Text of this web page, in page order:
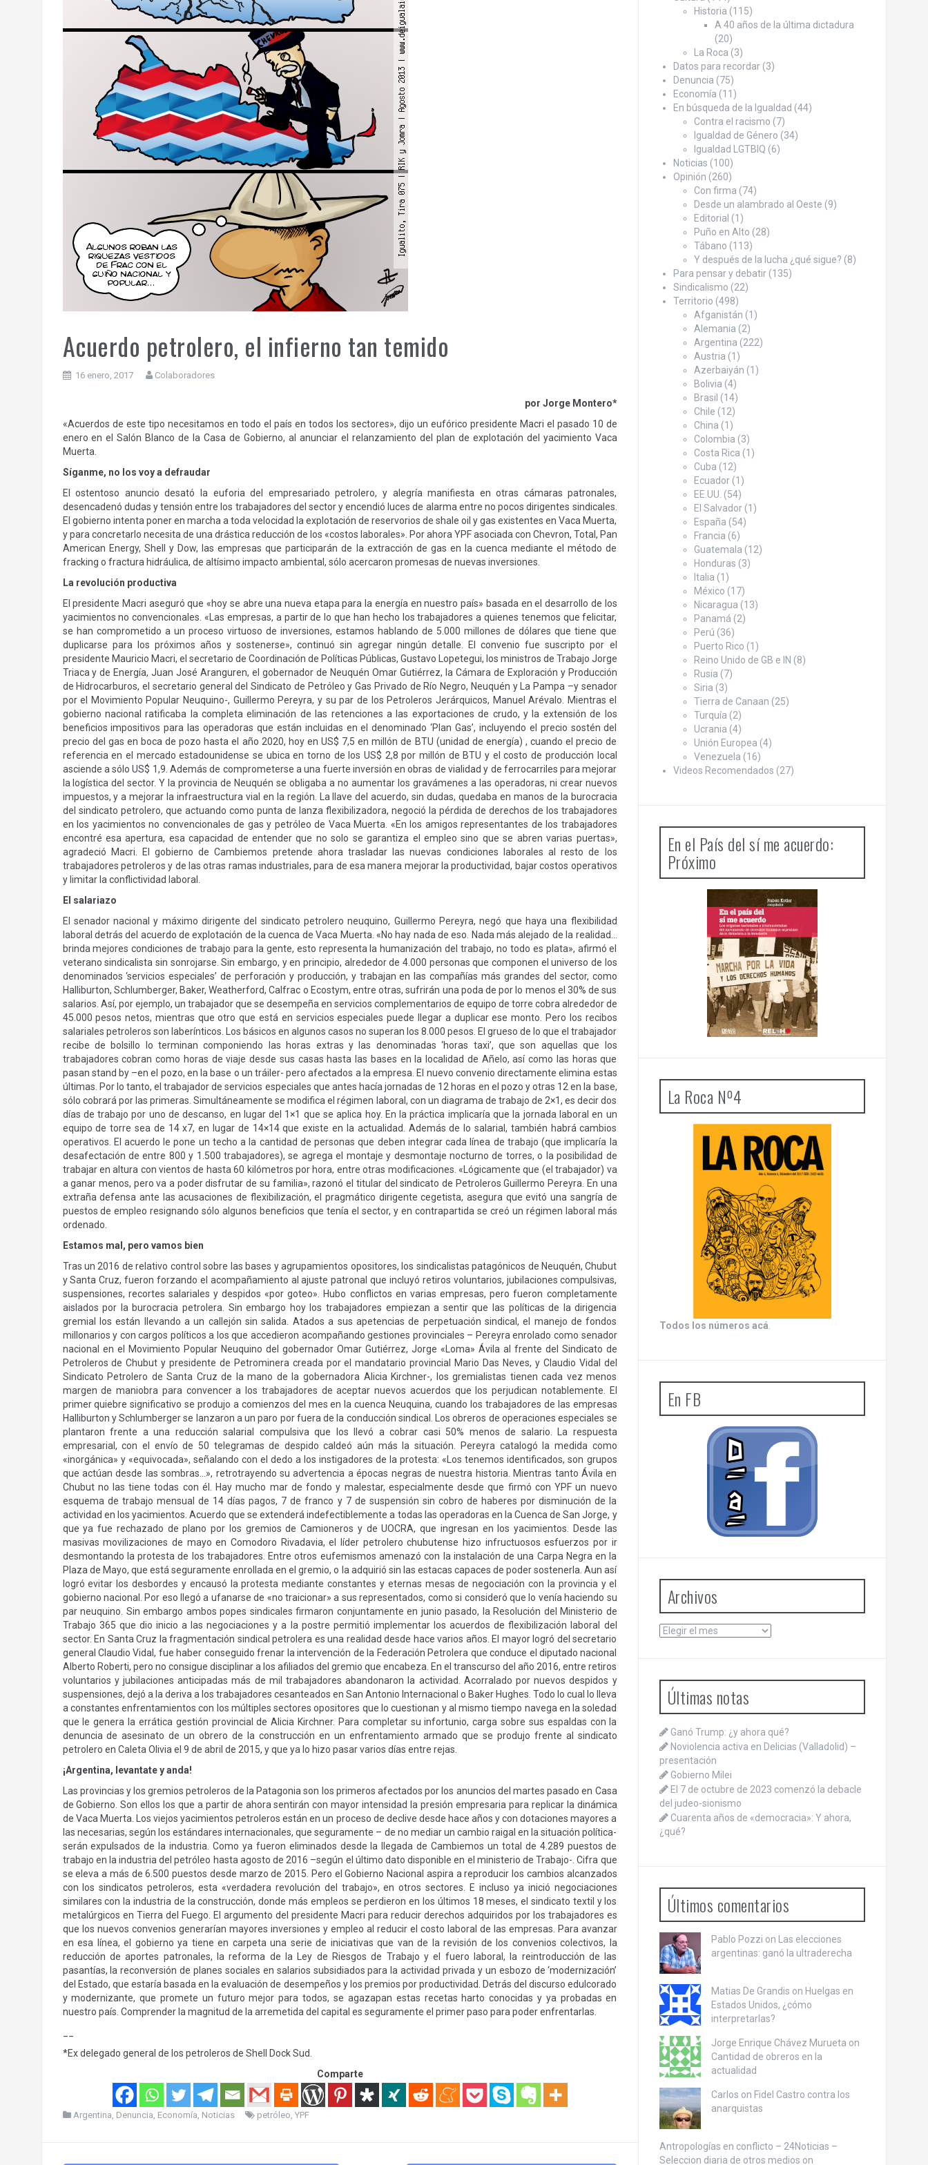
Acuerdo petrolero, el infierno tan temido
16 enero, 2017 Colaboradores
por Jorge Montero*
«Acuerdos de este tipo necesitamos en todo el país en todos los sectores», dijo un eufórico presidente Macri el pasado 10 de
enero en el Salón Blanco de la Casa de Gobierno, al anunciar el relanzamiento del plan de explotación del yacimiento Vaca
Muerta.
Síganme, no los voy a defraudar
El ostentoso anuncio desató la euforia del empresariado petrolero, y alegría manifiesta en otras cámaras patronales,
desencadenó dudas y tensión entre los trabajadores del sector y encendió luces de alarma entre no pocos dirigentes sindicales.
El gobierno intenta poner en marcha a toda velocidad la explotación de reservorios de shale oil y gas existentes en Vaca Muerta,
y para concretarlo necesita de una drástica reducción de los «costos laborales». Por ahora YPF asociada con Chevron, Total, Pan
American Energy, Shell y Dow, las empresas que participarán de la extracción de gas en la cuenca mediante el método de
fracking o fractura hidráulica, de altísimo impacto ambiental, sólo acercaron promesas de nuevas inversiones.
La revolución productiva
El presidente Macri aseguró que «hoy se abre una nueva etapa para la energía en nuestro país» basada en el desarrollo de los
yacimientos no convencionales. «Las empresas, a partir de lo que han hecho los trabajadores a quienes tenemos que felicitar,
se han comprometido a un proceso virtuoso de inversiones, estamos hablando de 5.000 millones de dólares que tiene que
duplicarse para los próximos años y sostenerse», continuó sin agregar ningún detalle. El convenio fue suscripto por el
presidente Mauricio Macri, el secretario de Coordinación de Políticas Públicas, Gustavo Lopetegui, los ministros de Trabajo Jorge
Triaca y de Energía, Juan José Aranguren, el gobernador de Neuquén Omar Gutiérrez, la Cámara de Exploración y Producción
de Hidrocarburos, el secretario general del Sindicato de Petróleo y Gas Privado de Río Negro, Neuquén y La Pampa –y senador
por el Movimiento Popular Neuquino-, Guillermo Pereyra, y su par de los Petroleros Jerárquicos, Manuel Arévalo. Mientras el
gobierno nacional ratificaba la completa eliminación de las retenciones a las exportaciones de crudo, y la extensión de los
beneficios impositivos para las operadoras que están incluidas en el denominado ‘Plan Gas’, incluyendo el precio sostén del
precio del gas en boca de pozo hasta el año 2020, hoy en US$ 7,5 en millón de BTU (unidad de energía) , cuando el precio de
referencia en el mercado estadounidense se ubica en torno de los US$ 2,8 por millón de BTU y el costo de producción local
asciende a sólo US$ 1,9. Además de comprometerse a una fuerte inversión en obras de vialidad y de ferrocarriles para mejorar
la logística del sector. Y la provincia de Neuquén se obligaba a no aumentar los gravámenes a las operadoras, ni crear nuevos
impuestos, y a mejorar la infraestructura vial en la región. La llave del acuerdo, sin dudas, quedaba en manos de la burocracia
del sindicato petrolero, que actuando como punta de lanza flexibilizadora, negoció la pérdida de derechos de los trabajadores
en los yacimientos no convencionales de gas y petróleo de Vaca Muerta. «En los amigos representantes de los trabajadores
encontré esa apertura, esa capacidad de entender que no solo se garantiza el empleo sino que se abren varias puertas»,
agradeció Macri. El gobierno de Cambiemos pretende ahora trasladar las nuevas condiciones laborales al resto de los
trabajadores petroleros y de las otras ramas industriales, para de esa manera mejorar la productividad, bajar costos operativos
y limitar la conflictividad laboral.
El salariazo
El senador nacional y máximo dirigente del sindicato petrolero neuquino, Guillermo Pereyra, negó que haya una flexibilidad
laboral detrás del acuerdo de explotación de la cuenca de Vaca Muerta. «No hay nada de eso. Nada más alejado de la realidad…
brinda mejores condiciones de trabajo para la gente, esto representa la humanización del trabajo, no todo es plata», afirmó el
veterano sindicalista sin sonrojarse. Sin embargo, y en principio, alrededor de 4.000 personas que componen el universo de los
denominados ‘servicios especiales’ de perforación y producción, y trabajan en las compañías más grandes del sector, como
Halliburton, Schlumberger, Baker, Weatherford, Calfrac o Ecostym, entre otras, sufrirán una poda de por lo menos el 30% de sus
salarios. Así, por ejemplo, un trabajador que se desempeña en servicios complementarios de equipo de torre cobra alrededor de
45.000 pesos netos, mientras que otro que está en servicios especiales puede llegar a duplicar ese monto. Pero los recibos
salariales petroleros son laberínticos. Los básicos en algunos casos no superan los 8.000 pesos. El grueso de lo que el trabajador
recibe de bolsillo lo terminan componiendo las horas extras y las denominadas ‘horas taxi’, que son aquellas que los
trabajadores cobran como horas de viaje desde sus casas hasta las bases en la localidad de Añelo, así como las horas que
pasan stand by –en el pozo, en la base o un tráiler- pero afectados a la empresa. El nuevo convenio directamente elimina estas
últimas. Por lo tanto, el trabajador de servicios especiales que antes hacía jornadas de 12 horas en el pozo y otras 12 en la base,
sólo cobrará por las primeras. Simultáneamente se modifica el régimen laboral, con un diagrama de trabajo de 2×1, es decir dos
días de trabajo por uno de descanso, en lugar del 1×1 que se aplica hoy. En la práctica implicaría que la jornada laboral en un
equipo de torre sea de 14 x7, en lugar de 14×14 que existe en la actualidad. Además de lo salarial, también habrá cambios
operativos. El acuerdo le pone un techo a la cantidad de personas que deben integrar cada línea de trabajo (que implicaría la
desafectación de entre 800 y 1.500 trabajadores), se agrega el montaje y desmontaje nocturno de torres, o la posibilidad de
trabajar en altura con vientos de hasta 60 kilómetros por hora, entre otras modificaciones. «Lógicamente que (el trabajador) va
a ganar menos, pero va a poder disfrutar de su familia», razonó el titular del sindicato de Petroleros Guillermo Pereyra. En una
extraña defensa ante las acusaciones de flexibilización, el pragmático dirigente cegetista, asegura que evitó una sangría de
puestos de empleo resignando sólo algunos beneficios que tenía el sector, y en contrapartida se creó un régimen laboral más
ordenado.
Estamos mal, pero vamos bien
Tras un 2016 de relativo control sobre las bases y agrupamientos opositores, los sindicalistas patagónicos de Neuquén, Chubut
y Santa Cruz, fueron forzando el acompañamiento al ajuste patronal que incluyó retiros voluntarios, jubilaciones compulsivas,
suspensiones, recortes salariales y despidos «por goteo». Hubo conflictos en varias empresas, pero fueron completamente
aislados por la burocracia petrolera. Sin embargo hoy los trabajadores empiezan a sentir que las políticas de la dirigencia
gremial los están llevando a un callejón sin salida. Atados a sus apetencias de perpetuación sindical, el manejo de fondos
millonarios y con cargos políticos a los que accedieron acompañando gestiones provinciales – Pereyra enrolado como senador
nacional en el Movimiento Popular Neuquino del gobernador Omar Gutiérrez, Jorge «Loma» Ávila al frente del Sindicato de
Petroleros de Chubut y presidente de Petrominera creada por el mandatario provincial Mario Das Neves, y Claudio Vidal del
Sindicato Petrolero de Santa Cruz de la mano de la gobernadora Alicia Kirchner-, los gremialistas tienen cada vez menos
margen de maniobra para convencer a los trabajadores de aceptar nuevos acuerdos que los perjudican notablemente. El
primer quiebre significativo se produjo a comienzos del mes en la cuenca Neuquina, cuando los trabajadores de las empresas
Halliburton y Schlumberger se lanzaron a un paro por fuera de la conducción sindical. Los obreros de operaciones especiales se
plantaron frente a una reducción salarial compulsiva que los llevó a cobrar casi 50% menos de salario. La respuesta
empresarial, con el envío de 50 telegramas de despido caldeó aún más la situación. Pereyra catalogó la medida como
«inorgánica» y «equivocada», señalando con el dedo a los instigadores de la protesta: «Los tenemos identificados, son grupos
que actúan desde las sombras…», retrotrayendo su advertencia a épocas negras de nuestra historia. Mientras tanto Ávila en
Chubut no las tiene todas con él. Hay mucho mar de fondo y malestar, especialmente desde que firmó con YPF un nuevo
esquema de trabajo mensual de 14 días pagos, 7 de franco y 7 de suspensión sin cobro de haberes por disminución de la
actividad en los yacimientos. Acuerdo que se extenderá indefectiblemente a todas las operadoras en la Cuenca de San Jorge, y
que ya fue rechazado de plano por los gremios de Camioneros y de UOCRA, que ingresan en los yacimientos. Desde las
masivas movilizaciones de mayo en Comodoro Rivadavia, el líder petrolero chubutense hizo infructuosos esfuerzos por ir
desmontando la protesta de los trabajadores. Entre otros eufemismos amenazó con la instalación de una Carpa Negra en la
Plaza de Mayo, que está seguramente enrollada en el gremio, o la adquirió sin las estacas capaces de poder sostenerla. Aun así
logró evitar los desbordes y encausó la protesta mediante constantes y eternas mesas de negociación con la provincia y el
gobierno nacional. Por eso llegó a ufanarse de «no traicionar» a sus representados, como si consideró que lo venía haciendo su
par neuquino. Sin embargo ambos popes sindicales firmaron conjuntamente en junio pasado, la Resolución del Ministerio de
Trabajo 365 que dio inicio a las negociaciones y a la postre permitió implementar los acuerdos de flexibilización laboral del
sector. En Santa Cruz la fragmentación sindical petrolera es una realidad desde hace varios años. El mayor logró del secretario
general Claudio Vidal, fue haber conseguido frenar la intervención de la Federación Petrolera que conduce el diputado nacional
Alberto Roberti, pero no consigue disciplinar a los afiliados del gremio que encabeza. En el transcurso del año 2016, entre retiros
voluntarios y jubilaciones anticipadas más de mil trabajadores abandonaron la actividad. Acorralado por nuevos despidos y
suspensiones, dejó a la deriva a los trabajadores cesanteados en San Antonio Internacional o Baker Hughes. Todo lo cual lo lleva
a constantes enfrentamientos con los múltiples sectores opositores que lo cuestionan y al mismo tiempo navega en la soledad
que le genera la errática gestión provincial de Alicia Kirchner. Para completar su infortunio, carga sobre sus espaldas con la
denuncia de asesinato de un obrero de la construcción en un enfrentamiento armado que se produjo frente al sindicato
petrolero en Caleta Olivia el 9 de abril de 2015, y que ya lo hizo pasar varios días entre rejas.
¡Argentina, levantate y anda!
Las provincias y los gremios petroleros de la Patagonia son los primeros afectados por los anuncios del martes pasado en Casa
de Gobierno. Son ellos los que a partir de ahora sentirán con mayor intensidad la presión empresaria para replicar la dinámica
de Vaca Muerta. Los viejos yacimientos petroleros están en un proceso de declive desde hace años y con dotaciones mayores a
las necesarias, según los estándares internacionales, que seguramente – de no mediar un cambio raigal en la situación política-
serán expulsados de la industria. Como ya fueron eliminados desde la llegada de Cambiemos un total de 4.289 puestos de
trabajo en la industria del petróleo hasta agosto de 2016 –según el último dato disponible en el ministerio de Trabajo-. Cifra que
se eleva a más de 6.500 puestos desde marzo de 2015. Pero el Gobierno Nacional aspira a reproducir los cambios alcanzados
con los sindicatos petroleros, esta «verdadera revolución del trabajo», en otros sectores. E incluso ya inició negociaciones
similares con la industria de la construcción, donde más empleos se perdieron en los últimos 18 meses, el sindicato textil y los
metalúrgicos en Tierra del Fuego. El argumento del presidente Macri para reducir derechos adquiridos por los trabajadores es
que los nuevos convenios generarían mayores inversiones y empleo al reducir el costo laboral de las empresas. Para avanzar
en esa línea, el gobierno ya tiene en carpeta una serie de iniciativas que van de la revisión de los convenios colectivos, la
reducción de aportes patronales, la reforma de la Ley de Riesgos de Trabajo y el fuero laboral, la reintroducción de las
pasantías, la reconversión de planes sociales en salarios subsidiados para la actividad privada y un esbozo de ‘modernización’
del Estado, que estaría basada en la evaluación de desempeños y los premios por productividad. Detrás del discurso edulcorado
y modernizante, que promete un futuro mejor para todos, se agazapan estas recetas harto conocidas y ya probadas en
nuestro país. Comprender la magnitud de la arremetida del capital es seguramente el primer paso para poder enfrentarlas.
*Ex delegado general de los petroleros de Shell Dock Sud.
Comparte
Argentina, Denuncia, Economía, Noticias petróleo, YPF
Historia (115)
A 40 años de la última dictadura
(20)
La Roca (3)
Datos para recordar(3)
Denuncia (75)
Economía (11)
En búsqueda de la Igualdad (44)
Contra el racismo (7)
Igualdad de Género (34)
Igualdad LGTBIQ (6)
Noticias (100)
Opinión (260)
Con firma (74)
Desde un alambrado al Oeste (9)
Editorial (1)
Puño en Alto (28)
Tábano (113)
Y después de la lucha ¿qué sigue? (8)
Para pensar y debatir(135)
Sindicalismo (22)
Territorio (498)
Afganistán (1)
Alemania (2)
Argentina (222)
Austria (1)
Azerbaiyán (1)
Bolivia (4)
Brasil (14)
Chile (12)
China (1)
Colombia (3)
Costa Rica (1)
Cuba (12)
Ecuador(1)
EE.UU. (54)
El Salvador(1)
España (54)
Francia (6)
Guatemala (12)
Honduras (3)
Italia (1)
México (17)
Nicaragua (13)
Panamá (2)
Perú (36)
Puerto Rico (1)
Reino Unido de GB e IN (8)
Rusia (7)
Siria (3)
Tierra de Canaan (25)
Turquía (2)
Ucrania (4)
Unión Europea (4)
Venezuela (16)
Videos Recomendados (27)
En el País del sí me acuerdo:
Próximo
La Roca Nº4
Todos los números acá.
En FB
Archivos
Archivos
Últimas notas
Ganó Trump: ¿y ahora qué?
Noviolencia activa en Delicias (Valladolid) –
presentación
Gobierno Milei
El 7 de octubre de 2023 comenzó la debacle
del judeo-sionismo
Cuarenta años de «democracia»: Y ahora,
¿qué?
Últimos comentarios
Pablo Pozzi on Las elecciones
argentinas: ganó la ultraderecha
Matias De Grandis on Huelgas en
Estados Unidos, ¿cómo
interpretarlas?
Jorge Enrique Chávez Murueta on
Cantidad de obreros en la
actualidad
Carlos on Fidel Castro contra los
anarquistas
Antropologías en conflicto – 24Noticias –
Seleccion diaria de otros medios on